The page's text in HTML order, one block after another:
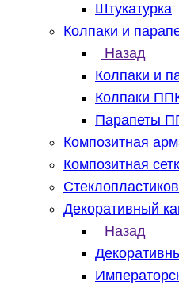
Штукатурка
Колпаки и
Назад
Колпаки и
Колпаки
Парапеты
Композитная
Композитная
Декоративный
Назад